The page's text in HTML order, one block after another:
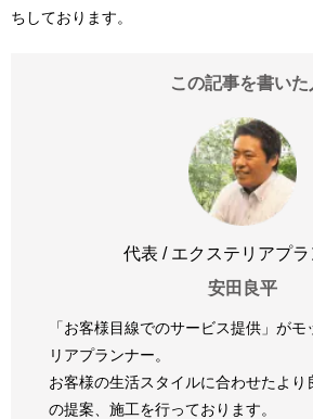
ちしております。
この記事を書いた
代表 / エクステリアプ
安田良平
「お客様目線でのサービス提供」が
リアプランナー。
お客様の生活スタイルに合わせたより
の提案、 施工を行っております。